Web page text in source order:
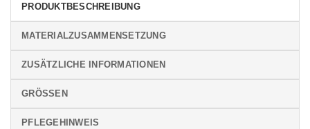
PRODUKTBESCHREIBUNG
MATERIALZUSAMMENSETZUNG
ZUSÄTZLICHE INFORMATIONEN
GRÖSSEN
PFLEGEHINWEIS